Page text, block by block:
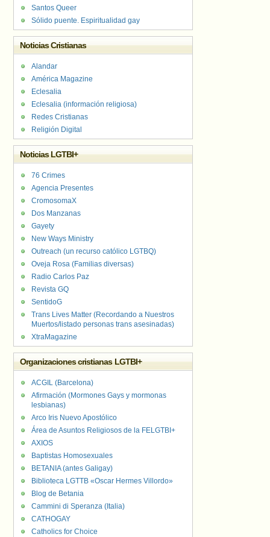
Santos Queer
Sólido puente. Espiritualidad gay
Noticias Cristianas
Alandar
América Magazine
Eclesalia
Eclesalia (información religiosa)
Redes Cristianas
Religión Digital
Noticias LGTBI+
76 Crimes
Agencia Presentes
CromosomaX
Dos Manzanas
Gayety
New Ways Ministry
Outreach (un recurso católico LGTBQ)
Oveja Rosa (Familias diversas)
Radio Carlos Paz
Revista GQ
SentidoG
Trans Lives Matter (Recordando a Nuestros
Muertos/listado personas trans asesinadas)
XtraMagazine
Organizaciones cristianas LGTBI+
ACGIL (Barcelona)
Afirmación (Mormones Gays y mormonas
lesbianas)
Arco Iris Nuevo Apostólico
Área de Asuntos Religiosos de la FELGTBI+
AXIOS
Baptistas Homosexuales
BETANIA (antes Galigay)
Biblioteca LGTTB «Oscar Hermes Villordo»
Blog de Betania
Cammini di Speranza (Italia)
CATHOGAY
Catholics for Choice